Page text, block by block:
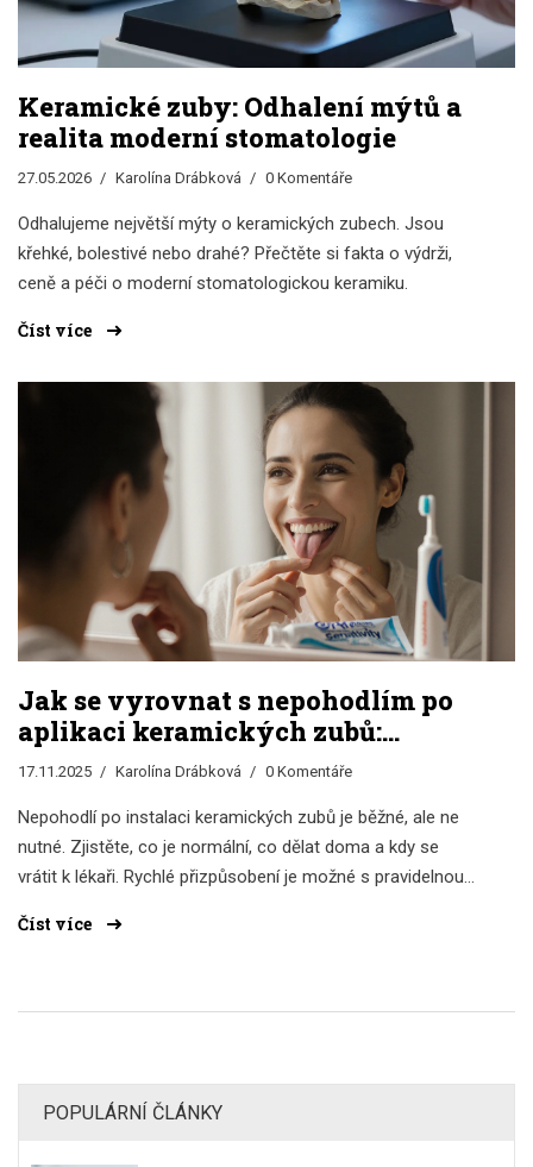
Keramické zuby: Odhalení mýtů a
realita moderní stomatologie
27.05.2026 Karolína Drábková 0 Komentáře
Odhalujeme největší mýty o keramických zubech. Jsou
křehké, bolestivé nebo drahé? Přečtěte si fakta o výdrži,
ceně a péči o moderní stomatologickou keramiku.
Číst více
Jak se vyrovnat s nepohodlím po
aplikaci keramických zubů:
praktické rady pro rychlejší
17.11.2025 Karolína Drábková 0 Komentáře
Nepohodlí po instalaci keramických zubů je běžné, ale ne
nutné. Zjistěte, co je normální, co dělat doma a kdy se
vrátit k lékaři. Rychlé přizpůsobení je možné s pravidelnou
Číst více
POPULÁRNÍ ČLÁNKY